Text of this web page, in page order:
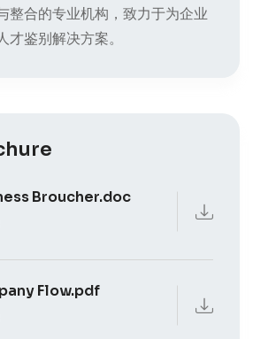
整合的专业机构，致力于为企业
鉴别解决方案。
Broucher.doc
Flow.pdf